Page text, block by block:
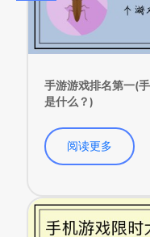
手游游戏排名第一(
是什么？)
阅读更多